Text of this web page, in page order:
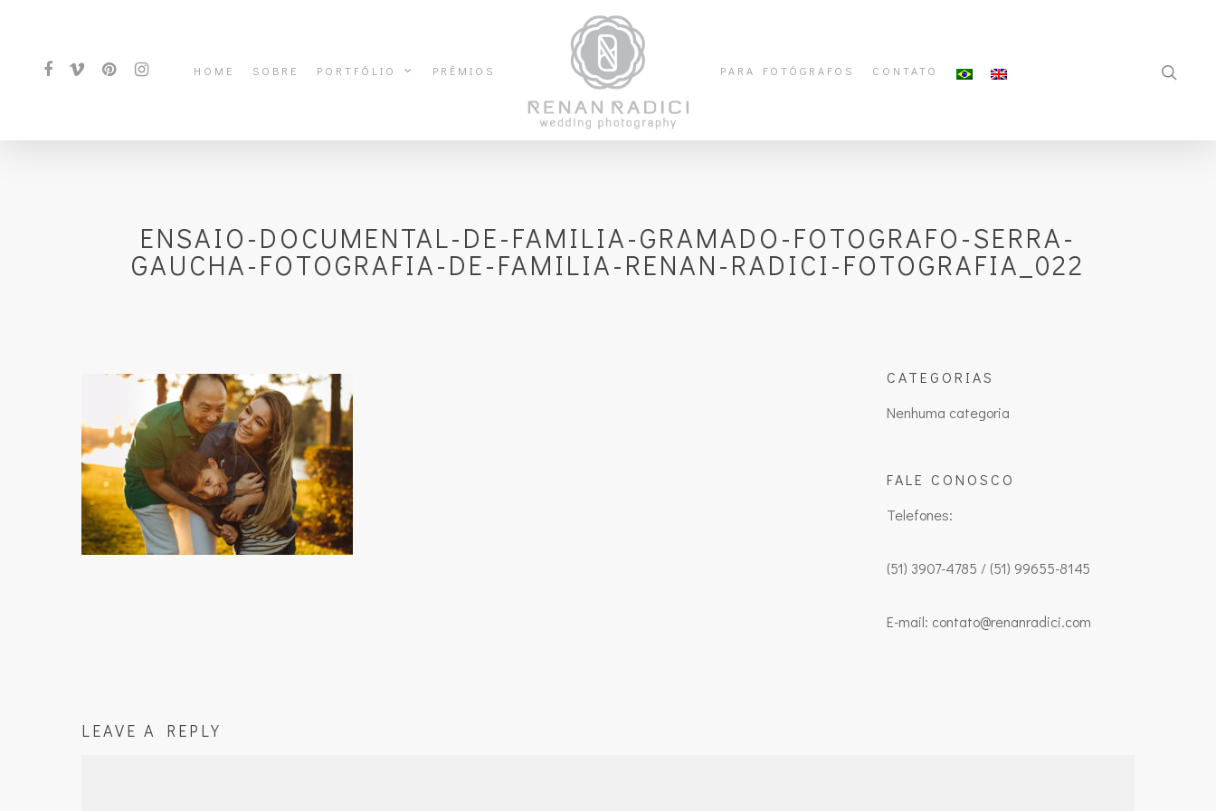
HOME SOBRE PORTFÓLIO PRÊMIOS PARA FOTÓGRAFOS CONTATO
ENSAIO-DOCUMENTAL-DE-FAMILIA-GRAMADO-FOTOGRAFO-SERRA-
GAUCHA-FOTOGRAFIA-DE-FAMILIA-RENAN-RADICI-FOTOGRAFIA_022
CATEGORIAS
Nenhuma categoria
FALE CONOSCO
Telefones:
(51) 3907-4785 / (51) 99655-8145
E-mail: contato@renanradici.com
LEAVE A REPLY